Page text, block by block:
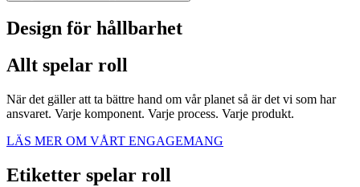
Design för hållbarhet
Allt spelar roll
När det gäller att ta bättre hand om vår planet så är det vi som har
ansvaret. Varje komponent. Varje process. Varje produkt.
LÄS MER OM VÅRT ENGAGEMANG
Etiketter spelar roll